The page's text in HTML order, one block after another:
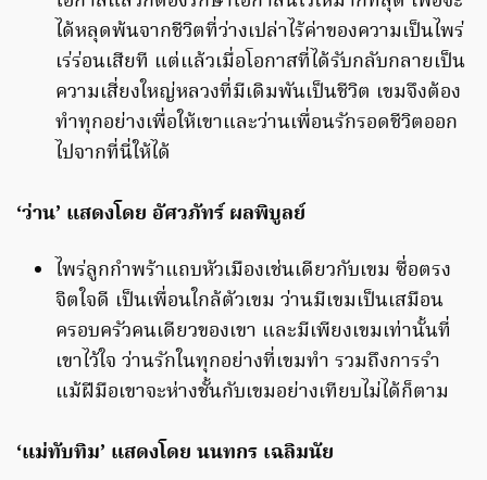
ได้หลุดพ้นจากชีวิตที่ว่างเปล่าไร้ค่าของความเป็นไพร่
เร่ร่อนเสียที แต่แล้วเมื่อโอกาสที่ได้รับกลับกลายเป็น
ความเสี่ยงใหญ่หลวงที่มีเดิมพันเป็นชีวิต เขมจึงต้อง
ทำทุกอย่างเพื่อให้เขาและว่านเพื่อนรักรอดชีวิตออก
ไปจากที่นี่ให้ได้
‘ว่าน’ แสดงโดย อัศวภัทร์ ผลพิบูลย์
ไพร่ลูกกำพร้าแถบหัวเมืองเช่นเดียวกับเขม ซื่อตรง
จิตใจดี เป็นเพื่อนใกล้ตัวเขม ว่านมีเขมเป็นเสมือน
ครอบครัวคนเดียวของเขา และมีเพียงเขมเท่านั้นที่
เขาไว้ใจ ว่านรักในทุกอย่างที่เขมทำ รวมถึงการรำ
แม้ฝีมือเขาจะห่างชั้นกับเขมอย่างเทียบไม่ได้ก็ตาม
‘แม่ทับทิม’ แสดงโดย นนทกร เฉลิมนัย